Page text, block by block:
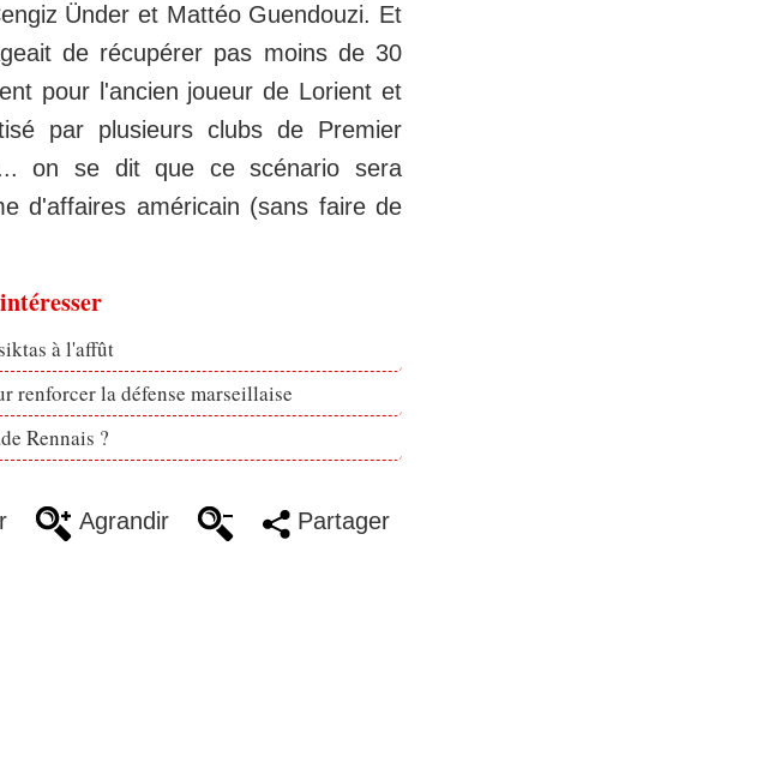
Ünder et Mattéo Guendouzi. Et
de récupérer pas moins de 30
pour l'ancien joueur de Lorient et
par plusieurs clubs de Premier
on se dit que ce scénario sera
d'affaires américain (sans faire de
à l'affût
renforcer la défense marseillaise
Rennais ?
Agrandir Partager